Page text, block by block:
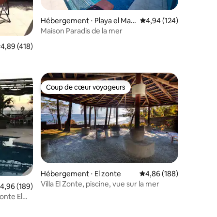
: 4,93 sur 5
moyenne sur la base de 418 commentaires : 4,89 sur 5
4,89 (418)
Hébergement ⋅ Playa el Maja
hual
Évaluation moyenne
4,94 (124)
Maison Paradis de la mer
moyenne sur la base de 189 commentaires : 4,96 sur 5
4,96 (189)
Coup de cœur voyageurs
Coup de cœur voyageurs
Hébergement ⋅ El zonte Évaluation moyenne
4,86 (188)
Villa El Zonte, piscine, vue sur la mer